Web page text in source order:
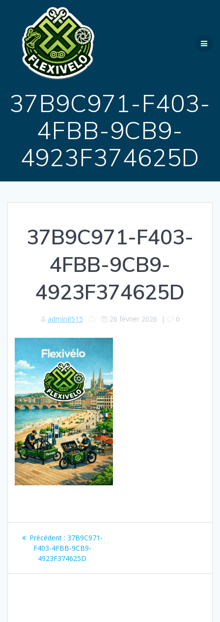
37B9C971-F403-
4FBB-9CB9-
4923F374625D
37B9C971-F403-
4FBB-9CB9-
4923F374625D
admin8515 26 février 2026 | 0
Navigation
l’article
Précédent : Article
précédent
:
37B9C971-
F403-4FBB-9CB9-
4923F374625D